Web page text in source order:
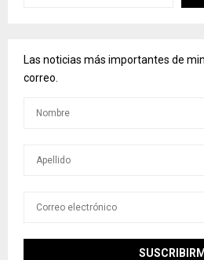
Las noticias más importantes de
correo.